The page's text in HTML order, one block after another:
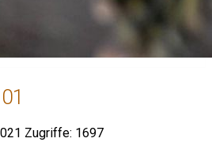
Zugriffe: 1697